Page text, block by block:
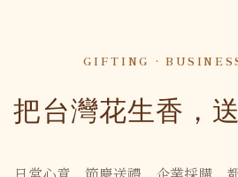
GIFTING ·
把台灣花生香，